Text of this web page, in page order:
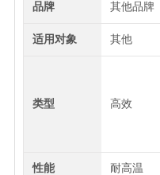
品牌 其他品牌
适用对象 其他
类型 高效
性能 耐高温